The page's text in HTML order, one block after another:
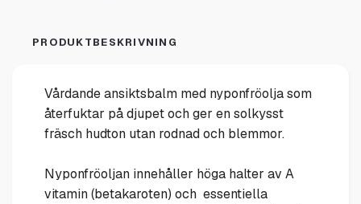
PRODUKTBESKRIVNING
Vårdande ansiktsbalm med nyponfröolja som
återfuktar på djupet och ger en solkysst
fräsch hudton utan rodnad och blemmor.
Nyponfröoljan innehåller höga halter av A
vitamin (betakaroten) och essentiella